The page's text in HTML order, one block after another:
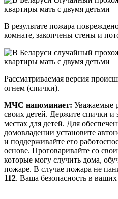
В результате пожара
комнате, закопчены стены и
Рассматриваемая версия
огнем (спички).
МЧС напоминает: Уважаемые
своих детей. Держите спички и
местах для детей. Для
домовладении установите
и поддерживайте его
основе. Проговаривайте со
которые могу случить дома,
пожаре. В случае пожара не
112. Ваша безопасность в